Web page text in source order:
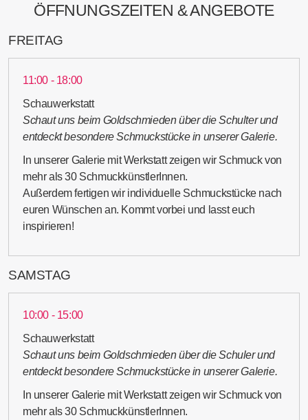
ÖFFNUNGSZEITEN & ANGEBOTE
FREITAG
11:00 - 18:00
Schauwerkstatt
Schaut uns beim Goldschmieden über die Schulter und
entdeckt besondere Schmuckstücke in unserer Galerie.
In unserer Galerie mit Werkstatt zeigen wir Schmuck von
mehr als 30 SchmuckkünstlerInnen.
Außerdem fertigen wir individuelle Schmuckstücke nach
euren Wünschen an. Kommt vorbei und lasst euch
inspirieren!
SAMSTAG
10:00 - 15:00
Schauwerkstatt
Schaut uns beim Goldschmieden über die Schuler und
entdeckt besondere Schmuckstücke in unserer Galerie.
In unserer Galerie mit Werkstatt zeigen wir Schmuck von
mehr als 30 SchmuckkünstlerInnen.